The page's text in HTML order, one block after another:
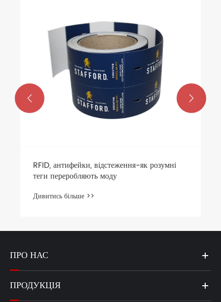
RFID, антифейки, відстеження-як розумні
теги переробляють моду
Дивитись більше >>
 
ПРО НАС
ПРОДУКЦІЯ